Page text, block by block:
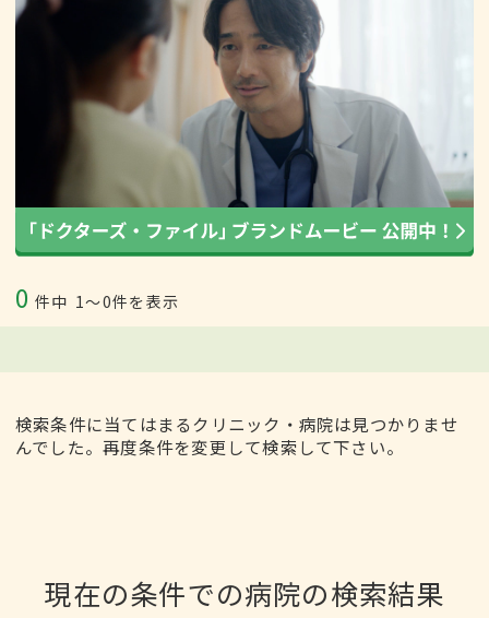
0 件中 1〜0件を表示
検索条件に当てはまるクリニック・病院は見つかりませ
んでした。再度条件を変更して検索して下さい。
現在の条件での病院の検索結果